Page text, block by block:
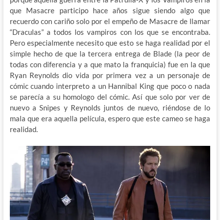
que Masacre participo hace años sigue siendo algo que
recuerdo con cariño solo por el empeño de Masacre de llamar
“Draculas” a todos los vampiros con los que se encontraba.
Pero especialmente necesito que esto se haga realidad por el
simple hecho de que la tercera entrega de Blade (la peor de
todas con diferencia y a que mato la franquicia) fue en la que
Ryan Reynolds dio vida por primera vez a un personaje de
cómic cuando interpreto a un Hannibal King que poco o nada
se parecía a su homologo del cómic. Así que solo por ver de
nuevo a Snipes y Reynolds juntos de nuevo, riéndose de lo
mala que era aquella película, espero que este cameo se haga
realidad.